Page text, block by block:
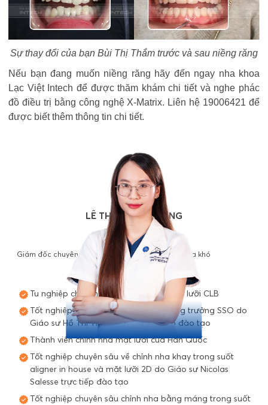
Sự thay đổi của bạn Bùi Thị Thắm trước và sau niềng răng
Nếu bạn đang muốn niềng răng hãy đến ngay nha khoa
Lạc Việt Intech để được thăm khám chi tiết và nghe phác
đồ điều trị bằng công nghệ X-Matrix. Liên hệ 19006421 để
được biết thêm thông tin chi tiết.
LÊ THỊ BÍCH PHƯƠNG
Bác sĩ
Giám đốc chuyên môn chỉnh nha, chuyên điều trị ca khó
Chứng chỉ chuyên môn
Tu nghiệp chuyên sâu về chỉnh nha mặt lưỡi CLB
Tốt nghiệp chương trình chỉnh nha tăng trưởng SSO do
Giáo sư Hồ Thị Thanh Tuyền trực tiếp đào tạo
Thành viên chỉnh nha mặt lưỡi của Hàn Quốc
Tốt nghiệp chuyên sâu về chỉnh nha khay trong suốt
aligner in house và mặt lưỡi 2D do Giáo sư Nicolas
Salesse trực tiếp đào tạo
Tốt nghiệp chuyên sâu chỉnh nha bằng máng trong suốt